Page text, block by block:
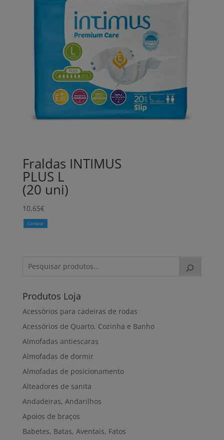
Fraldas INTIMUS
PLUS L
(20 uni)
10,65€
Comprar
Produtos Loja
Acessórios para cadeiras de rodas
Acessórios de Quarto, Cozinha e Banho
Almofadas antiescaras
Almofadas de dormir
Almofadas de posicionamento
Alteadores de sanita
Andadeiras, Andarilhos
Apoios de braços
Babetes, Batas, Aventais, Fatos